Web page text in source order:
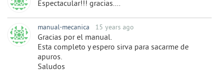
Espectacular!!! gracias....
manual-mecanica 15 years ago
Gracias por el manual.
Esta completo y espero sirva para sacarme de
apuros.
Saludos